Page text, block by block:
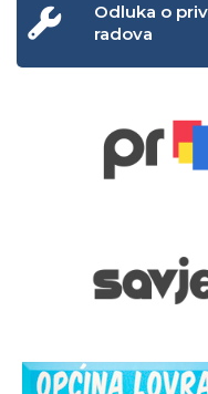
Odluka o
radova